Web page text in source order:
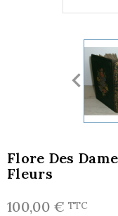
Flore Des
Fleurs
100,00 € TTC